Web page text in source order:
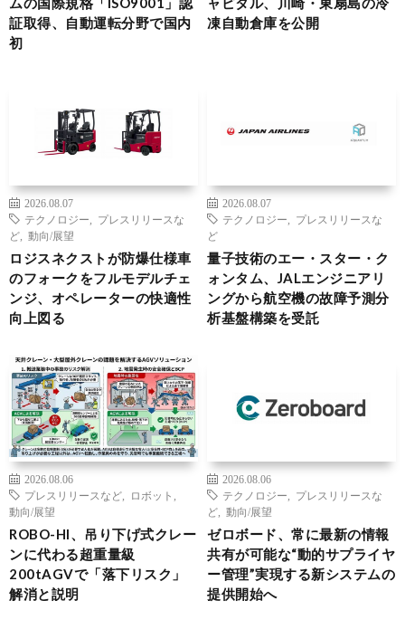
証取得、自動運転分野で国内
初
凍自動倉庫を公開
2026.08.07
テクノロジー
プレスリリースな
ど
動向/展望
ロジスネクストが防爆仕様車
のフォークをフルモデルチェ
ンジ、オペレーターの快適性
向上図る
2026.08.07
テクノロジー
プレスリリースな
ど
量子技術のエー・スター・ク
ォンタム、JALエンジニアリ
ングから航空機の故障予測分
析基盤構築を受託
2026.08.06
プレスリリースなど
ロボット
動向/展望
ROBO-HI、吊り下げ式クレー
ンに代わる超重量級
200tAGVで「落下リスク」
解消と説明
2026.08.06
テクノロジー
プレスリリースな
ど
動向/展望
ゼロボード、常に最新の情報
共有が可能な“動的サプライヤ
ー管理”実現する新システムの
提供開始へ